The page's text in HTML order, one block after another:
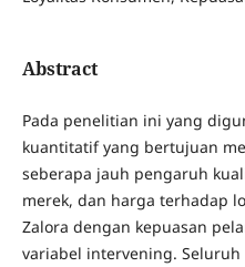
Abstract
Pada penelitian ini yang
kuantitatif yang bertujuan
seberapa jauh pengaruh
merek, dan harga terhadap
Zalora dengan kepuasan
variabel intervening.